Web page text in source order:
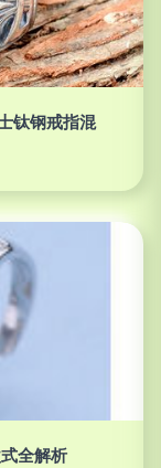
钛钢戒指混
全解析